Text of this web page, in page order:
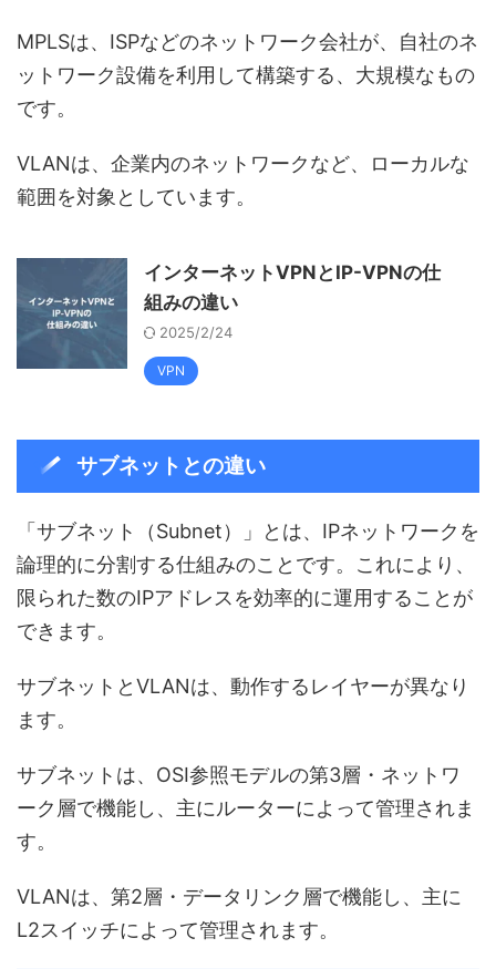
MPLSは、ISPなどのネットワーク会社が、自社のネ
ットワーク設備を利用して構築する、大規模なもの
です。
VLANは、企業内のネットワークなど、ローカルな
範囲を対象としています。
インターネットVPNとIP-VPNの仕
組みの違い
2025/2/24
VPN
サブネットとの違い
「サブネット（Subnet）」とは、IPネットワークを
論理的に分割する仕組みのことです。これにより、
限られた数のIPアドレスを効率的に運用することが
できます。
サブネットとVLANは、動作するレイヤーが異なり
ます。
サブネットは、OSI参照モデルの第3層・ネットワ
ーク層で機能し、主にルーターによって管理されま
す。
VLANは、第2層・データリンク層で機能し、主に
L2スイッチによって管理されます。